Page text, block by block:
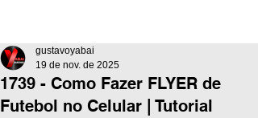
1739 - Como Fazer FLYER de
Futebol no Celular | Tutorial
gustavoyabai
19 de nov. de 2025